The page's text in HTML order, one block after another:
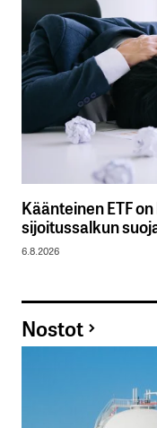
Käänteinen ETF
sijoitussalkun
6.8.2026
Nostot